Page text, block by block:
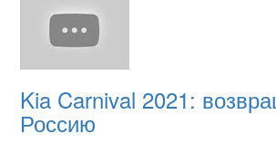
Kia Carnival 2021:
Россию